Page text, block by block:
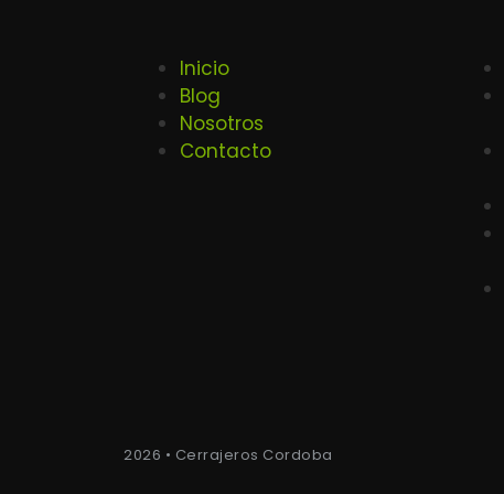
Inicio
Blog
Nosotros
Contacto
2026 • Cerrajeros Cordoba